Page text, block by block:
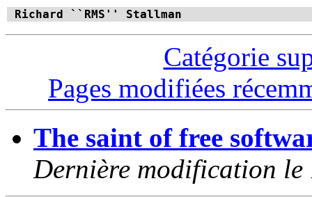
Richard ``RMS'' Stallman
Catégorie
Pages modifiées
The saint of free
Dernière modification le